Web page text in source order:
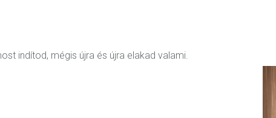
indítod, mégis újra és újra elakad valami.